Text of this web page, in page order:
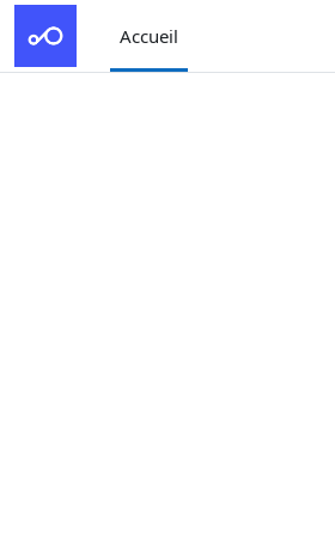
Passer au contenu principal
Accueil